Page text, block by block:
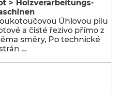
> Holzverarbeitungs-
Úhlovou pilu
a čisté řezivo přímo z
směry, Po technické
…